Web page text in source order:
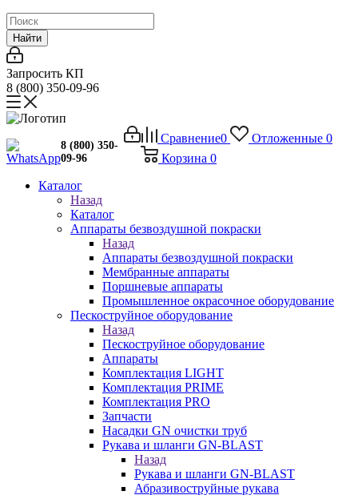
Найти
Запросить КП
8 (800) 350-09-96
Сравнение0 Отложенные 0
Корзина 0
8 (800) 350-
09-96
Каталог
Назад
Каталог
Аппараты безвоздушной покраски
Назад
Аппараты безвоздушной покраски
Мембранные аппараты
Поршневые аппараты
Промышленное окрасочное оборудование
Пескоструйное оборудование
Назад
Пескоструйное оборудование
Аппараты
Комплектация LIGHT
Комплектация PRIME
Комплектация PRO
Запчасти
Насадки GN очистки труб
Рукава и шланги GN-BLAST
Назад
Рукава и шланги GN-BLAST
Абразивоструйные рукава